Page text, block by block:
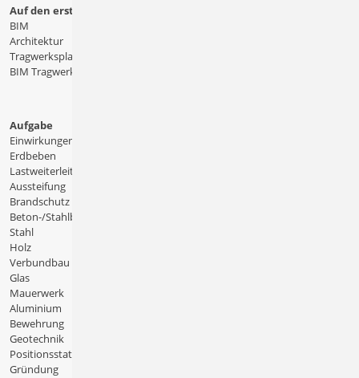
Auf den ersten Blick
BIM
Architektur
Tragwerksplanung
BIM Tragwerksplanung
Aufgabe
Einwirkungen
Erdbeben
Lastweiterleitung
Aussteifung
Brandschutz
Beton-/Stahlbeton
Stahl
Holz
Verbundbau
Glas
Mauerwerk
Aluminium
Bewehrung
Geotechnik
Positionsstatik
Gründung